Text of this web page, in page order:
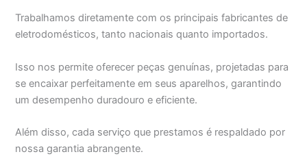
Trabalhamos diretamente com os principais fabricantes de
eletrodomésticos, tanto nacionais quanto importados.
Isso nos permite oferecer peças genuínas, projetadas para
se encaixar perfeitamente em seus aparelhos, garantindo
um desempenho duradouro e eficiente.
Além disso, cada serviço que prestamos é respaldado por
nossa garantia abrangente.